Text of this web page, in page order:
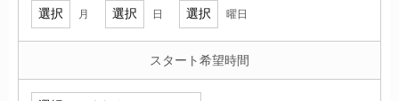
月 日 曜日
スタート希望時間